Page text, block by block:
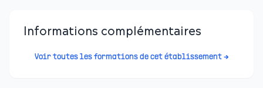
Informations complémentaires
Voir toutes les formations de cet établissement →